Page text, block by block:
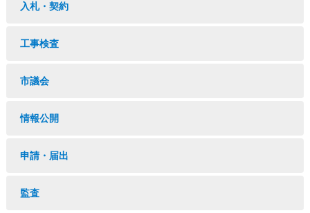
入札・契約
工事検査
市議会
情報公開
申請・届出
監査